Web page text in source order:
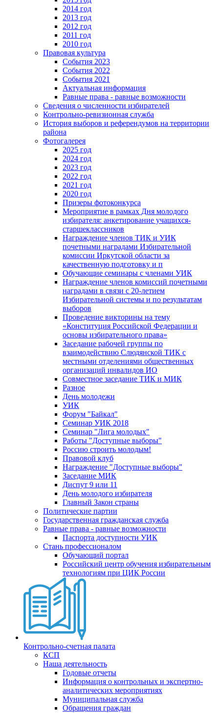
2014 год
2013 год
2012 год
2011 год
2010 год
Правовая культура
События 2023
События 2022
События 2021
Актуальная информация
Равные права - равные возможности
Сведения о численности избирателей
Контрольно-ревизионная служба
История выборов и референдумов на территории
района
Фотогалерея
2025 год
2024 год
2023 год
2022 год
2021 год
2020 год
Призеры фотоконкурса
Мероприятие в рамках Дня молодого
избирателя: анкетирование учащихся-
старшеклассников
Награждение членов ТИК и УИК
почетными наградами Избирательной
комиссии Иркутской области за
качественную подготовку и п
Обучающие семинары с членами УИК
Награждение членов комиссий почетными
наградами в связи с 20-летием
Избирательной системы и по результатам
выборов
Проведение викторины на тему
«Конституция Российской Федерации и
основы избирательного права»
Заседание рабочей группы по
взаимодействию Слюдянской ТИК с
местными отделениями общественных
организаций инвалидов ИО
Совместное заседание ТИК и МИК
Разное
День молодежи
УИК
Форум "Байкал"
Семинар УИК 2018
Семинар "Лига молодых"
Работы "Доступные выборы"
Россию строить молодым!
Правовой клуб
Награждение "Доступные выборы"
Заседание МИК
Диспут 9 или 11
День молодого избирателя
Главный Закон страны
Политические партии
Государственная гражданская служба
Равные права - равные возможности
Паспорта доступности УИК
Стань профессионалом
Обучающий портал
Российский центр обучения избирательным
технологиям при ЦИК России
Контрольно-счетная палата
КСП
Наша деятельность
Годовые отчеты
Информация о контрольных и экспертно-
аналитических мероприятиях
Муниципальная служба
Обращения граждан